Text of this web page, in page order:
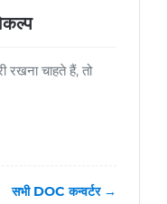
चाहते हैं, तो
सभी DOC कन्वर्टर →